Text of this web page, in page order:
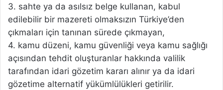
3. sahte ya da asılsız belge kullanan, kabul
edilebilir bir mazereti olmaksızın Türkiye’den
çıkmaları için tanınan sürede çıkmayan,
4. kamu düzeni, kamu güvenliği veya kamu sağlığı
açısından tehdit oluşturanlar hakkında valilik
tarafından idari gözetim kararı alınır ya da idari
gözetime alternatif yükümlülükleri getirilir.